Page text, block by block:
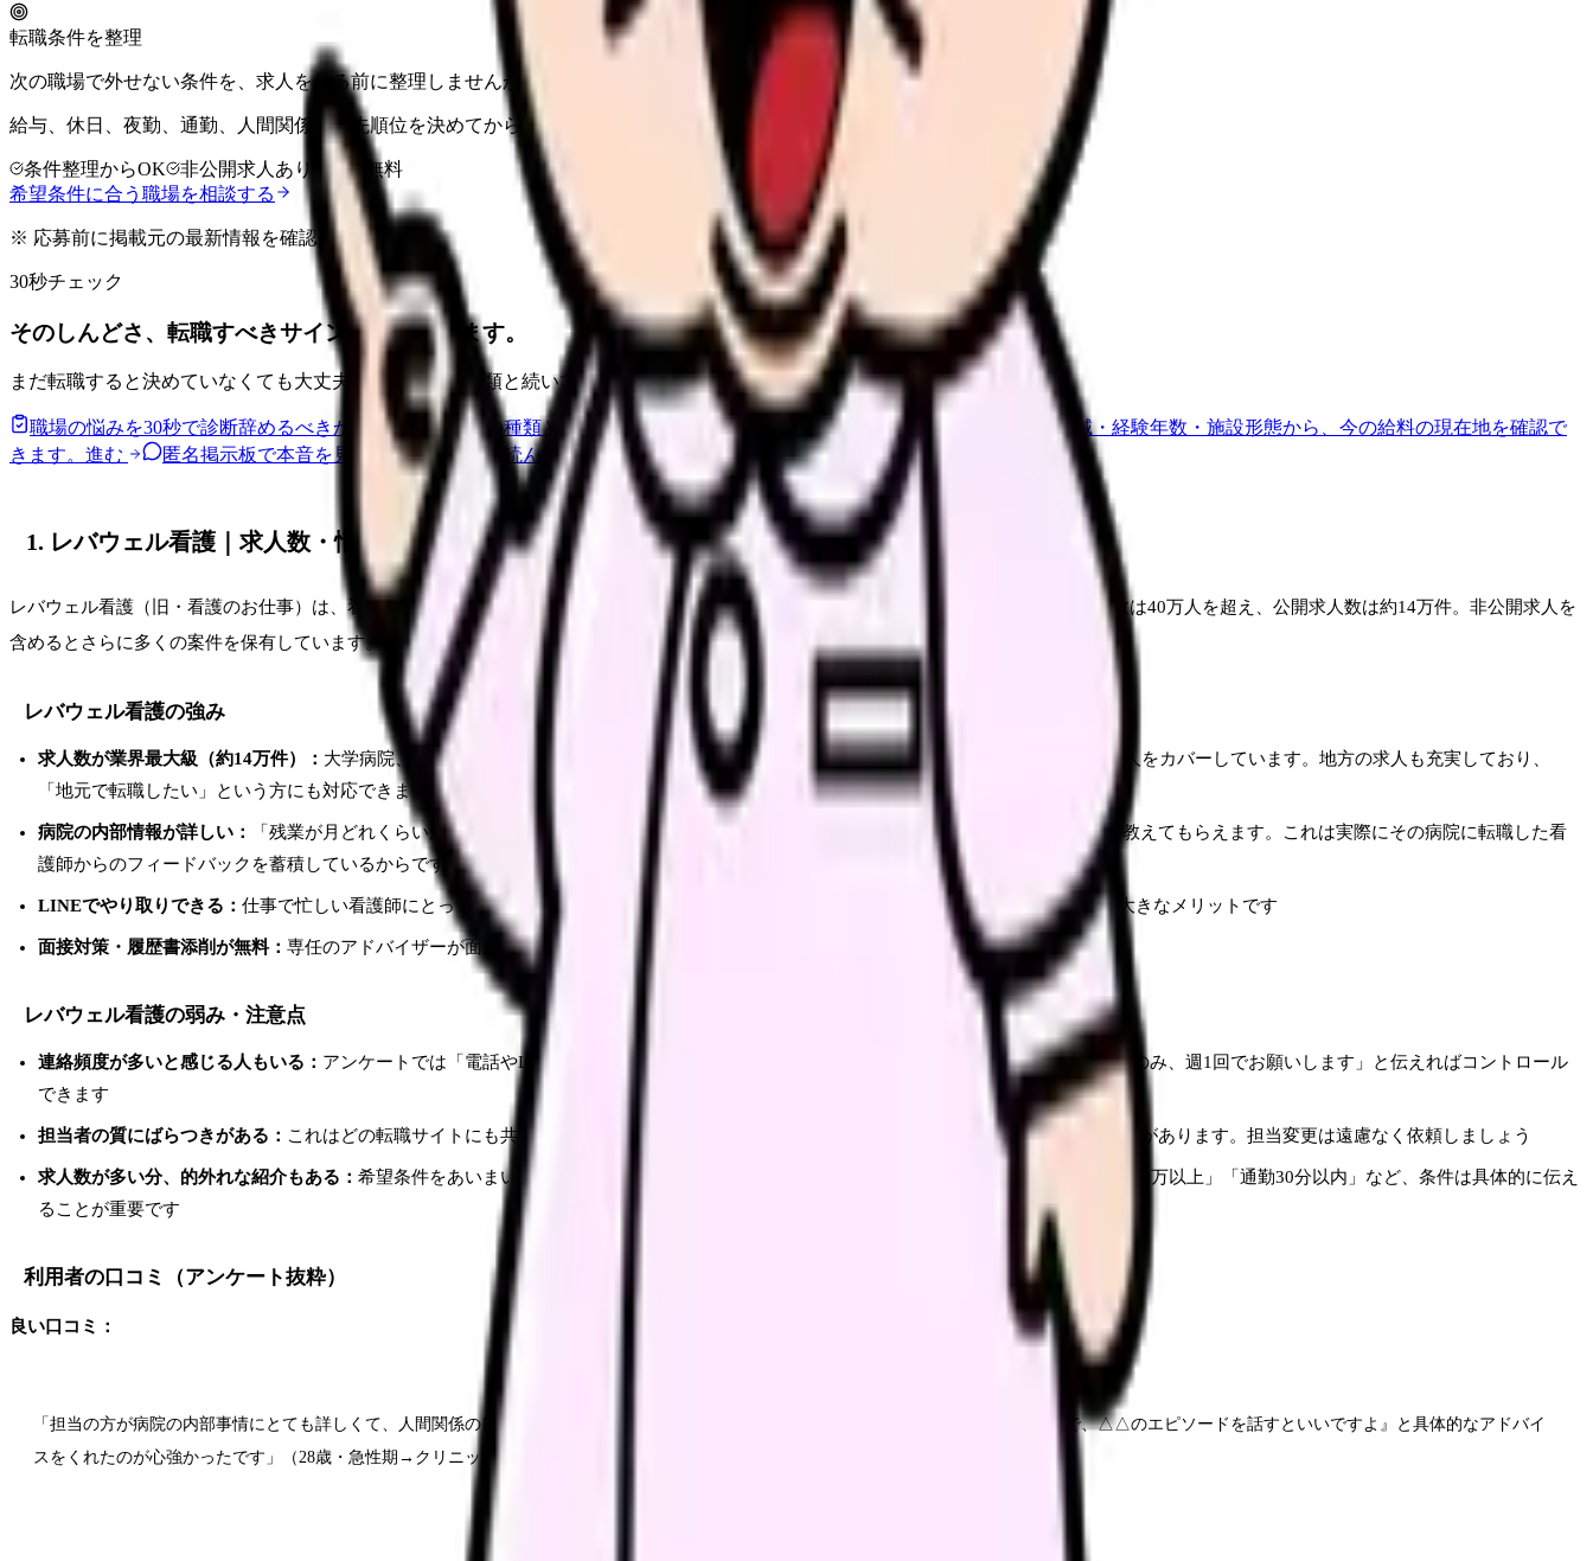
転職条件を整理
次の職場で外せない条件を、求人を見る前に整理しませんか。
給与、休日、夜勤、通勤、人間関係。優先順位を決めてから探すと、同じ失敗を繰り返しにくくなります。
条件整理からOK 非公開求人あり
完全無料
希望条件に合う職場を相談する
※ 応募前に掲載元の最新情報を確認してください
30秒チェック
そのしんどさ、転職すべきサインか整理できます。
まだ転職すると決めていなくても大丈夫です。悩みの種類と続いている期間から、次に見るべき記事と相談先を出します。
職場の悩みを30秒で診断辞めるべきか迷う前に、悩みの種類と次の一歩を整理します。 給料コンパスで比較する 地域・経験年数・施設形態から、今の給料の現在地を確認で
きます。 進む 匿名掲示板で本音を見る 同じ悩みの声を読んで、今の職場だけの問題か確かめられます。進む
1. レバウェル看護｜求人数・情報量ともに業界トップクラス
レバウェル看護（旧・看護のお仕事）は、看護師転職サイトの中で最も多くの看護師に利用されているサービスのひとつです。累計利用者数は40万人を超え、公開求人数は約14万件。非公開求人を
含めるとさらに多くの案件を保有しています。
レバウェル看護の強み
求人数が業界最大級（約14万件）： 大学病院、総合病院、クリニック、訪問看護、介護施設、企業看護師まで、あらゆる職場タイプの求人をカバーしています。地方の求人も充実しており、
「地元で転職したい」という方にも対応できます
病院の内部情報が詳しい：
「残業が月どれくらいか」「人間関係はどうか」「有給は本当に取れるか」など、求人票には載らない情報を教えてもらえます。これは実際にその病院に転職した看
護師からのフィードバックを蓄積しているからです
LINEでやり取りできる： 仕事で忙しい看護師にとって、電話に出られないことは日常茶飯事です。LINEで求人紹介や相談ができるのは大きなメリットです
面接対策・履歴書添削が無料： 専任のアドバイザーが面接で聞かれやすい質問の対策、志望動機の添削を無料でサポートしてくれます
レバウェル看護の弱み・注意点
連絡頻度が多いと感じる人もいる： アンケートでは「電話やLINEの連絡が頻繁」という声がありました。ただし、担当者に「連絡はLINEのみ、週1回でお願いします」と伝えればコントロール
できます
担当者の質にばらつきがある： これはどの転職サイトにも共通する課題ですが、経験の浅いアドバイザーに当たると提案の質が落ちることがあります。担当変更は遠慮なく依頼しましょう
求人数が多い分、的外れな紹介もある： 希望条件をあいまいにすると、関係ない求人が大量に届くことがあります。「日勤のみ」「年収450万以上」「通勤30分以内」など、条件は具体的に伝え
ることが重要です
利用者の口コミ（アンケート抜粋）
良い口コミ：
「担当の方が病院の内部事情にとても詳しくて、人間関係の良い職場を紹介してもらえました。面接前に『この病院は○○を重視しているので、△△のエピソードを話すといいですよ』と具体的なアドバイ
スをくれたのが心強かったです」（28歳・急性期→クリニック転職）